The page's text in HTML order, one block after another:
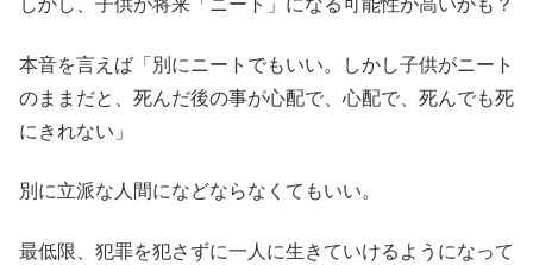
しかし、子供が将来「ニート」になる可能性が高いかも？
本音を言えば「別にニートでもいい。しかし子供がニート
のままだと、死んだ後の事が心配で、心配で、死んでも死
にきれない」
別に立派な人間になどならなくてもいい。
最低限、犯罪を犯さずに一人に生きていけるようになって